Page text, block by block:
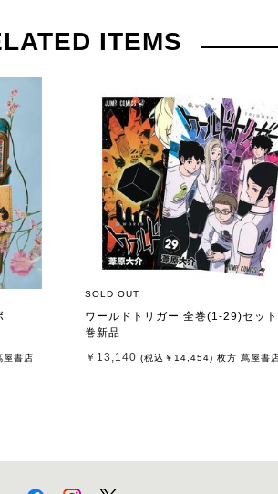
ITEMS
屋書店
SOLD OUT
ワールドトリガー 全巻(1-29)セッ
巻新品
￥13,140 (税込 ￥14,454) 枚方 蔦屋書